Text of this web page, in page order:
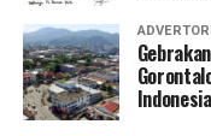
Indonesia